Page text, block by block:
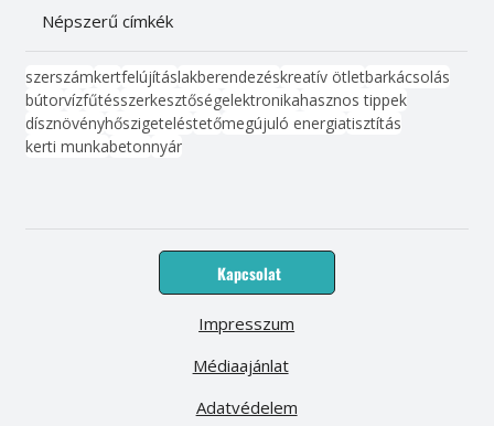
Népszerű címkék
szerszámkertfelújításlakberendezéskreatív ötletbarkácsolás
bútorvízfűtésszerkesztőségelektronikahasznos tippek
dísznövényhőszigeteléstetőmegújuló energiatisztítás
kerti munkabetonnyár
Kapcsolat
Médiaajánlat
Impresszum
Adatvédelem